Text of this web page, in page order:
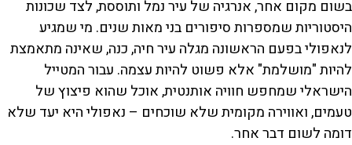
בשום מקום אחר, אנרגיה של עיר נמל ותוססת, לצד שכונות
היסטוריות שמספרות סיפורים בני מאות שנים. מי שמגיע
לנאפולי בפעם הראשונה מגלה עיר חיה, כנה, שאינה מתאמצת
להיות "מושלמת" אלא פשוט להיות עצמה. עבור המטייל
הישראלי שמחפש חוויה אותנטית, אוכל שהוא פיצוץ של
טעמים, ואווירה מקומית שלא שוכחים – נאפולי היא יעד שלא
דומה לשום דבר אחר.